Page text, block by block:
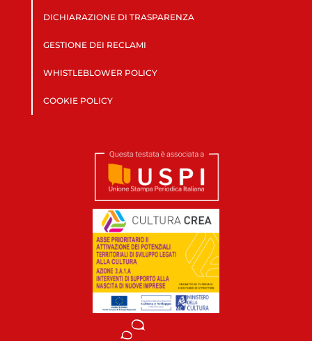
DICHIARAZIONE DI TRASPARENZA
GESTIONE DEI RECLAMI
WHISTLEBLOWER POLICY
COOKIE POLICY